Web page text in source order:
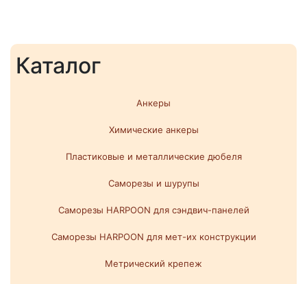
Каталог
Анкеры
Химические анкеры
Пластиковые и металлические дюбеля
Саморезы и шурупы
Саморезы HARPOON для сэндвич-панелей
Саморезы HARPOON для мет-их конструкции
Метрический крепеж